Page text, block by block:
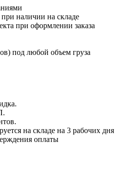
наличии на складе
при оформлении заказа
под любой объем груза
на складе на 3 рабочих дня
оплаты